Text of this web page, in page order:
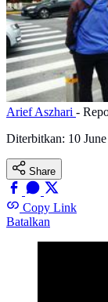
Arief Aszhari -
Diterbitkan: 10
Share
Copy Link
Batalkan